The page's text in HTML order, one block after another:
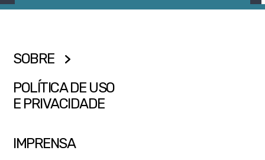
SOBRE
POLÍTICA DE USO
E PRIVACIDADE
IMPRENSA